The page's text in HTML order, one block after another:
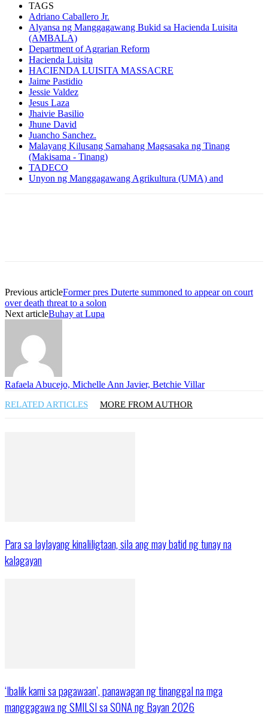
TAGS
Adriano Caballero Jr.
Alyansa ng Manggagawang Bukid sa Hacienda Luisita
(AMBALA)
Department of Agrarian Reform
Hacienda Luisita
HACIENDA LUISITA MASSACRE
Jaime Pastidio
Jessie Valdez
Jesus Laza
Jhaivie Basilio
Jhune David
Juancho Sanchez.
Malayang Kilusang Samahang Magsasaka ng Tinang
(Makisama - Tinang)
TADECO
Unyon ng Manggagawang Agrikultura (UMA) and
Previous articleFormer pres Duterte summoned to appear on court
over death threat to a solon
Next articleBuhay at Lupa
Rafaela Abucejo, Michelle Ann Javier, Betchie Villar
RELATED ARTICLES MORE FROM AUTHOR
Para sa laylayang kinaliligtaan, sila ang may batid ng tunay na
kalagayan
‘Ibalik kami sa pagawaan’, panawagan ng tinanggal na mga
manggagawa ng SMILSI sa SONA ng Bayan 2026